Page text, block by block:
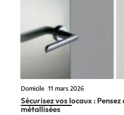
Domicile 11 mars 2026
Sécurisez vos locaux :
métallisées